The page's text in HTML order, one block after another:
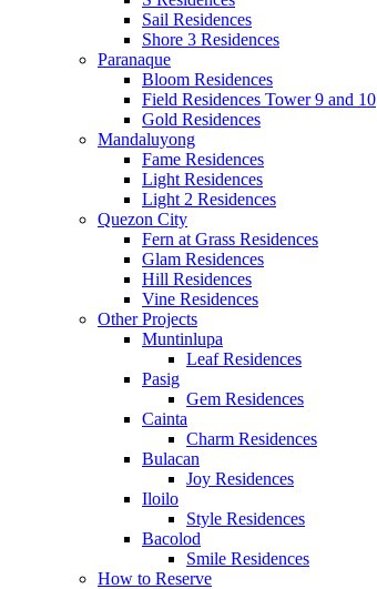
Sail Residences
Shore 3 Residences
Paranaque
Bloom Residences
Field Residences Tower 9 and 10
Gold Residences
Mandaluyong
Fame Residences
Light Residences
Light 2 Residences
Quezon City
Fern at Grass Residences
Glam Residences
Hill Residences
Vine Residences
Other Projects
Muntinlupa
Leaf Residences
Pasig
Gem Residences
Cainta
Charm Residences
Bulacan
Joy Residences
Iloilo
Style Residences
Bacolod
Smile Residences
How to Reserve